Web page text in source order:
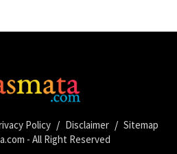
Policy / Disclaimer / Sitemap
- All Right Reserved